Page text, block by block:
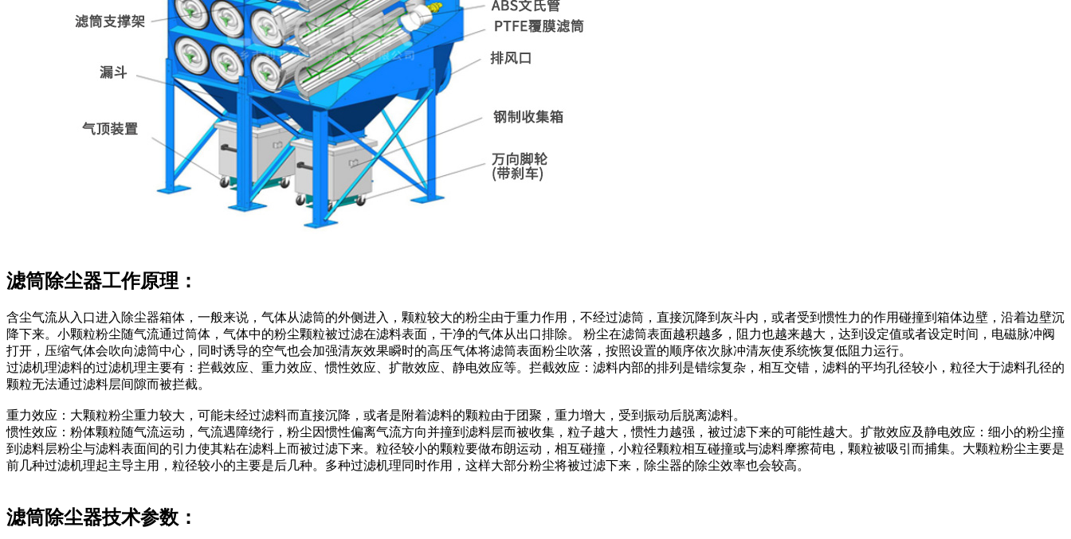
滤筒除尘器工作原理：
含尘气流从入口进入除尘器箱体，一般来说，气体从滤筒的外侧进入，颗粒较大的粉尘由于重力作用，不经过滤筒，直接沉降到灰斗内，或者受到惯性力的作用碰撞到箱体边壁，沿着边壁沉
降下来。小颗粒粉尘随气流通过筒体，气体中的粉尘颗粒被过滤在滤料表面，干净的气体从出口排除。 粉尘在滤筒表面越积越多，阻力也越来越大，达到设定值或者设定时间，电磁脉冲阀
打开，压缩气体会吹向滤筒中心，同时诱导的空气也会加强清灰效果瞬时的高压气体将滤筒表面粉尘吹落，按照设置的顺序依次脉冲清灰使系统恢复低阻力运行。
过滤机理滤料的过滤机理主要有：拦截效应、重力效应、惯性效应、扩散效应、静电效应等。拦截效应：滤料内部的排列是错综复杂，相互交错，滤料的平均孔径较小，粒径大于滤料孔径的
颗粒无法通过滤料层间隙而被拦截。
重力效应：大颗粒粉尘重力较大，可能未经过滤料而直接沉降，或者是附着滤料的颗粒由于团聚，重力增大，受到振动后脱离滤料。
惯性效应：粉体颗粒随气流运动，气流遇障绕行，粉尘因惯性偏离气流方向并撞到滤料层而被收集，粒子越大，惯性力越强，被过滤下来的可能性越大。扩散效应及静电效应：细小的粉尘撞
到滤料层粉尘与滤料表面间的引力使其粘在滤料上而被过滤下来。粒径较小的颗粒要做布朗运动，相互碰撞，小粒径颗粒相互碰撞或与滤料摩擦荷电，颗粒被吸引而捕集。大颗粒粉尘主要是
前几种过滤机理起主导主用，粒径较小的主要是后几种。多种过滤机理同时作用，这样大部分粉尘将被过滤下来，除尘器的除尘效率也会较高。
滤筒除尘器技术参数：